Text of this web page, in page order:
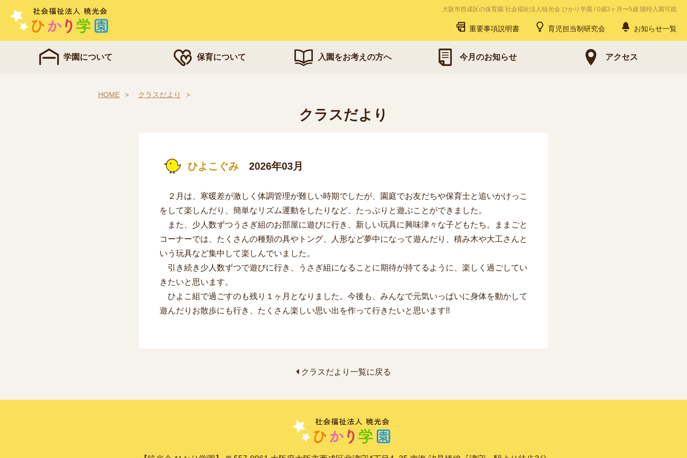
大阪市西成区の保育園 社会福祉法人暁光会 ひかり学園 / 0歳3ヶ月〜5歳 随時入園可能
学園について 保育について 入園をお考えの方へ 今月のお知らせ アクセス
重要事項説明書 育児担当制研究会 お知らせ一覧
HOME クラスだより
クラスだより
ひよこぐみ 2026年03月
２月は、寒暖差が激しく体調管理が難しい時期でしたが、園庭でお友だちや保育士と追いかけっこ
をして楽しんだり、簡単なリズム運動をしたりなど、たっぷりと遊ぶことができました。
また、少人数ずつうさぎ組のお部屋に遊びに行き、新しい玩具に興味津々な子どもたち。ままごと
コーナーでは、たくさんの種類の具やトング、人形など夢中になって遊んだり、積み木や大工さんと
いう玩具など集中して楽しんでいました。
引き続き少人数ずつで遊びに行き、うさぎ組になることに期待が持てるように、楽しく過ごしてい
きたいと思います。
ひよこ組で過ごすのも残り１ヶ月となりました。今後も、みんなで元気いっぱいに身体を動かして
遊んだりお散歩にも行き、たくさん楽しい思い出を作って行きたいと思います!!
クラスだより一覧に戻る